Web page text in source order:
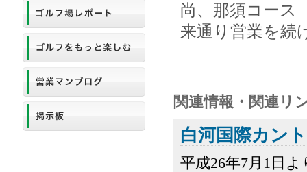
尚、那須コース
来通り営業を続
関連情報・関連リ
白河国際カン
平成26年7月1日